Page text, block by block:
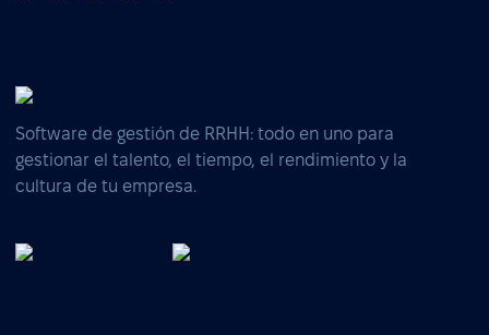
Software de gestión de RRHH: todo en uno para
gestionar el talento, el tiempo, el rendimiento y la
cultura de tu empresa.